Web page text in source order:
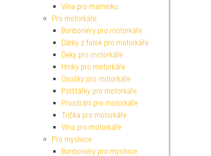
Vína pro maminku
Pro motorkáře
Bonboniéry pro motorkáře
Dárky z fotek pro motorkáře
Deky pro motorkáře
Hrnky pro motorkáře
Osušky pro motorkáře
Polštářky pro motorkáře
Prostírání pro motorkáře
Trička pro motorkáře
Vína pro motorkáře
Pro myslivce
Bonboniéry pro myslivce